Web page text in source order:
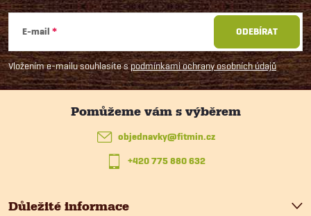
á
p
a
E-mail
Vložením e-mailu souhlasíte spodmínkami ochrany osobních údajů
ODEBÍRAT
Důležité informace
objednavky@fitmin.cz
+420 775 880 632